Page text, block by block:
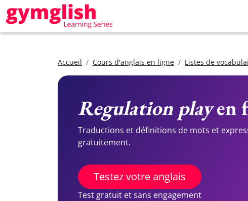
Accueil Cours d'anglais en ligne Listes de
Regulation playen
Traductions et définitions de mots et
gratuitement.
Testez votre anglais
Test gratuit et sans engagement